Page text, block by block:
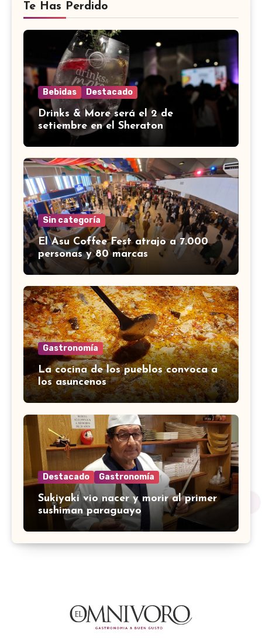
Te Has Perdido
Bebidas Destacado
Drinks & More será el 2 de
setiembre en el Sheraton
Sin categoría
El Asu Coffee Fest atrajo a 7.000
personas y 80 marcas
Gastronomía
La cocina de los pueblos convoca a
los asuncenos
Destacado Gastronomía
Sukiyaki vio nacer y morir al primer
sushiman paraguayo